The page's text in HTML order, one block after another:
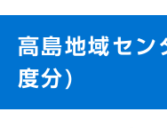
高島地域セン
度分)